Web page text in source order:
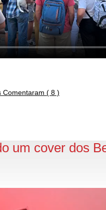
Comentaram ( 8 )
um cover dos